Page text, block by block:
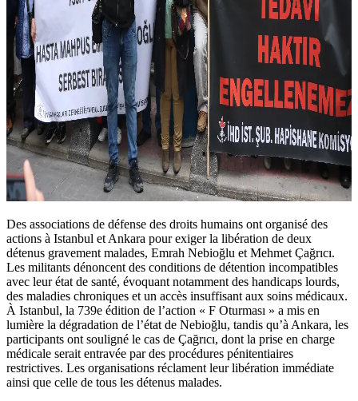
Des associations de défense des droits humains ont organisé des
actions à Istanbul et Ankara pour exiger la libération de deux
détenus gravement malades, Emrah Nebioğlu et Mehmet Çağrıcı.
Les militants dénoncent des conditions de détention incompatibles
avec leur état de santé, évoquant notamment des handicaps lourds,
des maladies chroniques et un accès insuffisant aux soins médicaux.
À Istanbul, la 739e édition de l’action « F Oturması » a mis en
lumière la dégradation de l’état de Nebioğlu, tandis qu’à Ankara, les
participants ont souligné le cas de Çağrıcı, dont la prise en charge
médicale serait entravée par des procédures pénitentiaires
restrictives. Les organisations réclament leur libération immédiate
ainsi que celle de tous les détenus malades.